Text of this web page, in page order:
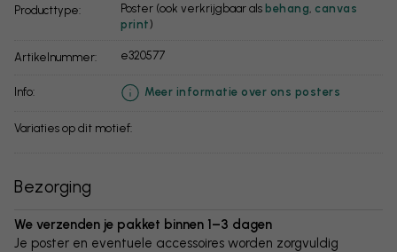
Producttype: Poster (ook verkrijgbaar als behang canvas
print)
Artikelnummer: e320577
info: Meer informatie over ons posters
Variaties op dit motief:
Bezorging
We verzenden je pakket binnen 1–3 dagen
Je poster en eventuele accessoires worden zorgvuldig